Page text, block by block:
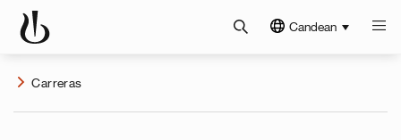
Candean
Carreras